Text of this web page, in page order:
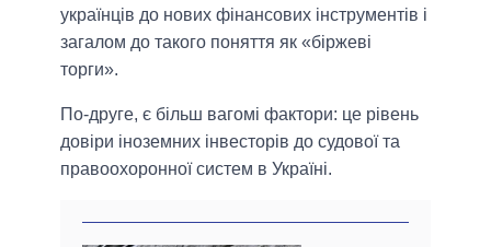
українців до нових фінансових інструментів і
загалом до такого поняття як «біржеві
торги».
По-друге, є більш вагомі фактори: це рівень
довіри іноземних інвесторів до судової та
правоохоронної систем в Україні.